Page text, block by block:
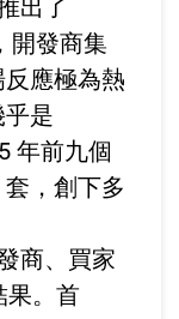
出了
開發商集
應極為熱
是
年前九個
，創下多
商、買家
果。首